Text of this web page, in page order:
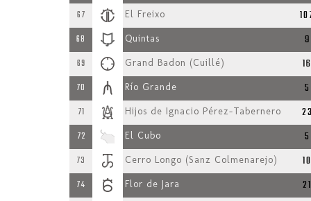
67 El Freixo
68 Quintas 9
69 Grand Badon (Cuillé) 16
70 Río Grande 5
71 Hijos de Ignacio Pérez-Tabernero
72 El Cubo 5
73 Cerro Longo (Sanz Colmenarejo) 10
74 Flor de Jara 21